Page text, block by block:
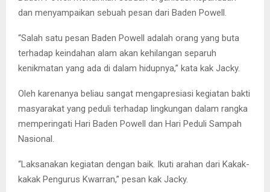
dan menyampaikan sebuah pesan dari Baden Powell.
“Salah satu pesan Baden Powell adalah orang yang buta
terhadap keindahan alam akan kehilangan separuh
kenikmatan yang ada di dalam hidupnya,” kata kak Jacky.
Oleh karenanya beliau sangat mengapresiasi kegiatan bakti
masyarakat yang peduli terhadap lingkungan dalam rangka
memperingati Hari Baden Powell dan Hari Peduli Sampah
Nasional.
“Laksanakan kegiatan dengan baik. Ikuti arahan dari Kakak-
kakak Pengurus Kwarran,” pesan kak Jacky.